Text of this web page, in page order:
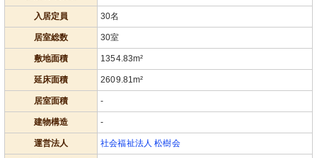
入居定員 30名
居室総数 30室
敷地面積 1354.83m²
延床面積 2609.81m²
居室面積 -
建物構造 -
運営法人 社会福祉法人 松樹会